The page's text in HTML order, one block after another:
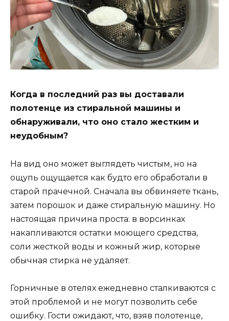
Когда в последний раз вы доставали
полотенце из стиральной машины и
обнаруживали, что оно стало жестким и
неудобным?
На вид оно может выглядеть чистым, но на
ощупь ощущается как будто его обработали в
старой прачечной. Сначала вы обвиняете ткань,
затем порошок и даже стиральную машину. Но
настоящая причина проста: в ворсинках
накапливаются остатки моющего средства,
соли жесткой воды и кожный жир, которые
обычная стирка не удаляет.
Горничные в отелях ежедневно сталкиваются с
этой проблемой и не могут позволить себе
ошибку. Гости ожидают, что, взяв полотенце,